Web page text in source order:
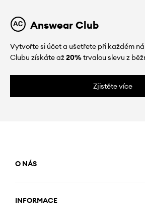
Answear Club
Vytvořte si účet a ušetřete při každém
Clubu získáte až20%trvalou slevu z
Zjistěte více
O NÁS
INFORMACE